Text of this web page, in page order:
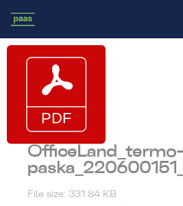
OfficeLand_termo-
File size: 331.84 KB